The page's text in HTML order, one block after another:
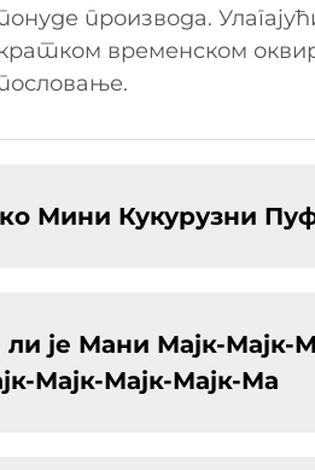
производа.
временском
Мини Кукурузни
је Мани Мајк-Мајк-
Мајк-Мајк-Мајк-Ма